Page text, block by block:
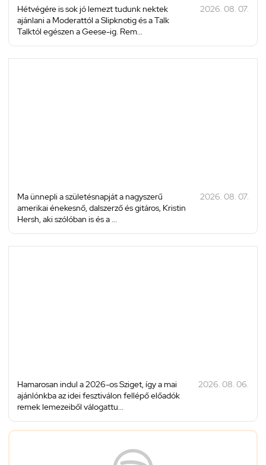
Hétvégére is sok jó lemezt tudunk nektek
ajánlani a Moderattól a Slipknotig és a Talk
Talktól egészen a Geese-ig. Rem...
2026. 08. 07.
Ma ünnepli a születésnapját a nagyszerű
amerikai énekesnő, dalszerző és gitáros, Kristin
Hersh, aki szólóban is és a ...
2026. 08. 07.
Hamarosan indul a 2026-os Sziget, így a mai
ajánlónkba az idei fesztiválon fellépő előadók
remek lemezeiből válogattu...
2026. 08. 06.